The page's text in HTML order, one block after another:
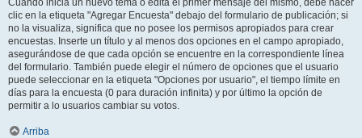
Cuando inicia un nuevo tema o edita el primer mensaje del mismo, debe hacer
clic en la etiqueta "Agregar Encuesta" debajo del formulario de publicación; si
no la visualiza, significa que no posee los permisos apropiados para crear
encuestas. Inserte un título y al menos dos opciones en el campo apropiado,
asegurándose de que cada opción se encuentre en la correspondiente línea
del formulario. También puede elegir el número de opciones que el usuario
puede seleccionar en la etiqueta "Opciones por usuario", el tiempo límite en
días para la encuesta (0 para duración infinita) y por último la opción de
permitir a lo usuarios cambiar su votos.
Arriba